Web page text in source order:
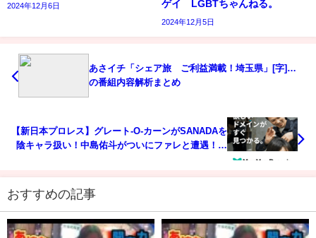
2024年12月6日
ゲイ LGBTちゃんねる。
2024年12月5日
あさイチ「シェア旅 ご利益満載！埼玉県」[字]…
の番組内容解析まとめ
【新日本プロレス】グレート-O-カーンがSANADAを
陰キャラ扱い！中島佑斗がついにファレと遭遇！痛
おすすめの記事